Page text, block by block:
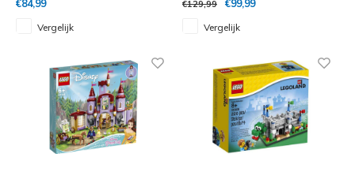
€84,99
Vergelijk
€129,99
€99,99
Vergelijk